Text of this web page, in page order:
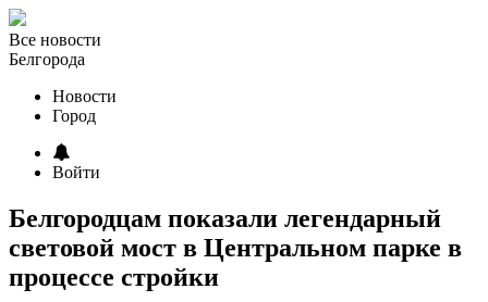
Все новости
Белгорода
Новости
Город
Войти
Белгородцам показали легендарный
световой мост в Центральном парке в
процессе стройки